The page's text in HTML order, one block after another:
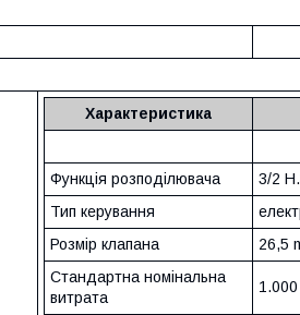
Характеристика
Функція розподілювача
3/2
Тип керування
Розмір клапана
26,5
Стандартна номінальна
витрата